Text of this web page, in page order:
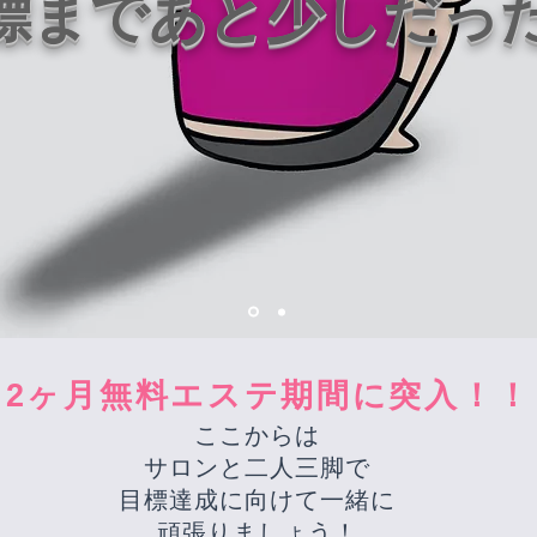
まであと少しだっ
2ヶ月無料エステ期間に突入！！
ここからは
サロンと二人三脚で
目標達成に向けて一緒に